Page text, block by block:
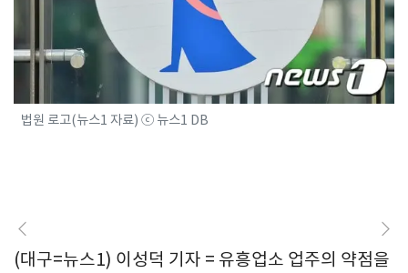
법원 로고(뉴스1 자료) ⓒ 뉴스1 DB
(대구=뉴스1) 이성덕 기자 = 유흥업소 업주의 약점을